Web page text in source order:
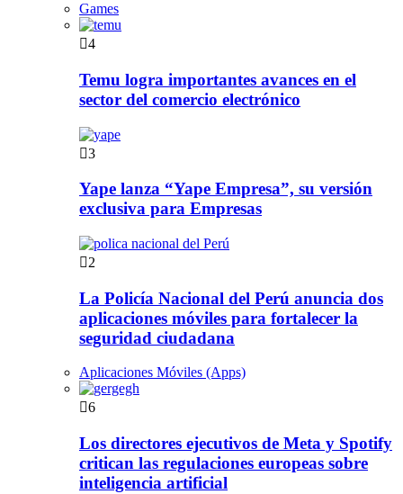
Games
4
Temu logra importantes avances en el
sector del comercio electrónico
3
Yape lanza “Yape Empresa”, su versión
exclusiva para Empresas
2
La Policía Nacional del Perú anuncia dos
aplicaciones móviles para fortalecer la
seguridad ciudadana
Aplicaciones Móviles (Apps)
6
Los directores ejecutivos de Meta y Spotify
critican las regulaciones europeas sobre
inteligencia artificial